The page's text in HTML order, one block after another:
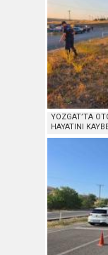
YOZGAT’TA
HAYATINI